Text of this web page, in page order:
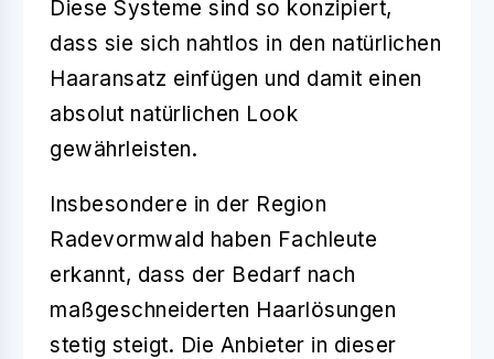
Diese Systeme sind so konzipiert,
dass sie sich nahtlos in den natürlichen
Haaransatz einfügen und damit einen
absolut natürlichen Look
gewährleisten.
Insbesondere in der Region
Radevormwald haben Fachleute
erkannt, dass der Bedarf nach
maßgeschneiderten Haarlösungen
stetig steigt. Die Anbieter in dieser